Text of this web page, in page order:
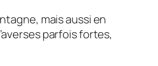
mais aussi en
parfois fortes,